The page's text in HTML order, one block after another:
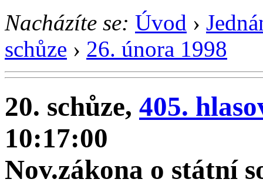
Nacházíte se: Úvod ›
schůze › 26. února 1998
20. schůze, 405.
10:17:00
Nov.zákona o státní